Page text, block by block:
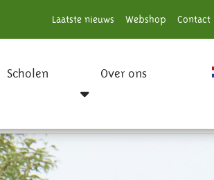
Laatste nieuws Webshop Contact
Scholen Over ons